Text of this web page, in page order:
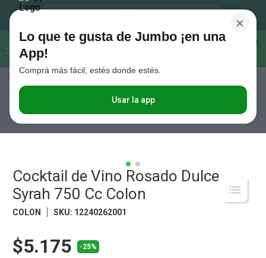
Buscar...
Seleccioná el método de entrega
×
Lo que te gusta de Jumbo ¡en una
App!
Comprá más fácil, estés donde estés.
Usar la app
Vinos Rosados
Cocktail de Vino Rosado Dulce
Syrah 750 Cc Colon
Cocktail de Vino Rosado Dulce
Syrah 750 Cc Colon
COLON SKU: 12240262001
$5.175 -25%
Términos más buscados
.
Galletitas
Yerba
Juguetes